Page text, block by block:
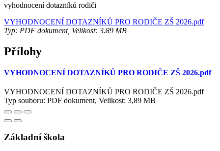
vyhodnocení dotazníků rodiči
VYHODNOCENÍ DOTAZNÍKŮ PRO RODIČE ZŠ 2026.pdf
Typ: PDF dokument, Velikost: 3.89 MB
Přílohy
VYHODNOCENÍ DOTAZNÍKŮ PRO RODIČE ZŠ 2026.pdf
VYHODNOCENÍ DOTAZNÍKŮ PRO RODIČE ZŠ 2026.pdf
Typ souboru: PDF dokument, Velikost: 3,89 MB
Základní škola